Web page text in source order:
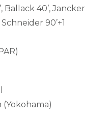
Ballack 40’, Jancker
Schneider 90’+1
(Yokohama)